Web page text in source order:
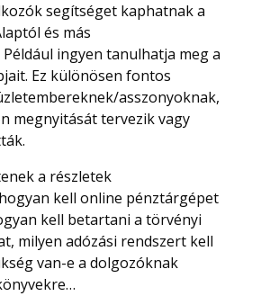
segítséget kaphatnak a
és más
ingyen tanulhatja meg a
Ez különösen fontos
asszonyoknak,
megnyitását tervezik vagy
a részletek
kell online pénztárgépet
kell betartani a törvényi
milyen adózási rendszert kell
van-e a dolgozóknak